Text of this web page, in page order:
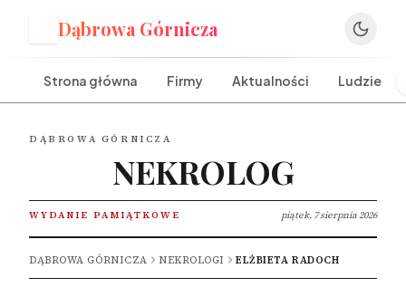
Dąbrowa Górnicza
Strona główna Firmy Aktualności Ludzie
DĄBROWA GÓRNICZA
NEKROLOG
WYDANIE PAMIĄTKOWE piątek, 7 sierpnia 2026
DĄBROWA GÓRNICZA NEKROLOGI ELŻBIETA RADOCH